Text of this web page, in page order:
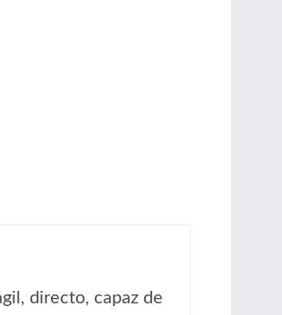
directo, capaz de